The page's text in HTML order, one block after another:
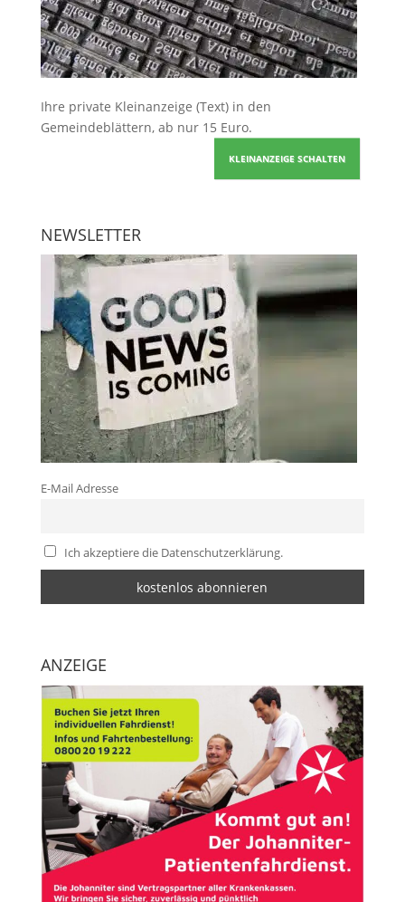
Ihre private Kleinanzeige (Text) in den
Gemeindeblättern, ab nur 15 Euro.
KLEINANZEIGE SCHALTEN
NEWSLETTER
E-Mail Adresse
Ich akzeptiere die Datenschutzerklärung.
ANZEIGE